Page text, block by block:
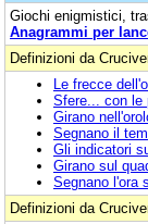
Giochi enigmistici,
Anagrammi per
Definizioni da
Le frecce
Sfere... con le
Girano
Segnano il
Gli indicatori
Girano sul
Segnano l'ora
Definizioni da